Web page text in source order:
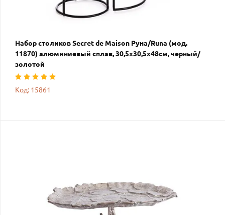
Набор столиков Secret de Maison Руна/Runa (мод.
11870) алюминиевый сплав, 30,5х30,5х48см, черный/
золотой
Код: 15861